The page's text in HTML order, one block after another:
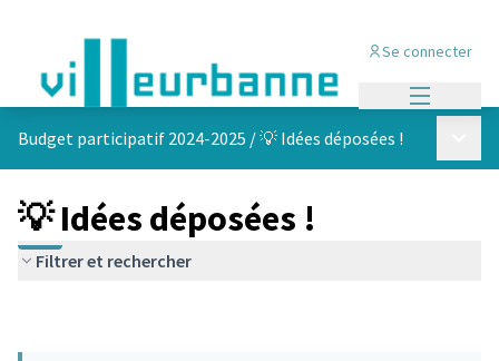
Se connecter
Budget participatif 2024-2025 /💡 Idées déposées !
💡 Idées déposées !
Filtrer et rechercher